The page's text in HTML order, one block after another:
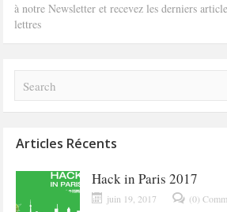
à notre Newsletter et recevez les derniers
lettres
Articles Récents
Hack in Paris 2017
juin 19, 2017 (0)